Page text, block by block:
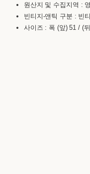
원산지 및 수집지역 :
빈티지-앤틱 구분 : 빈
사이즈 : 폭 (앞) 51 / (